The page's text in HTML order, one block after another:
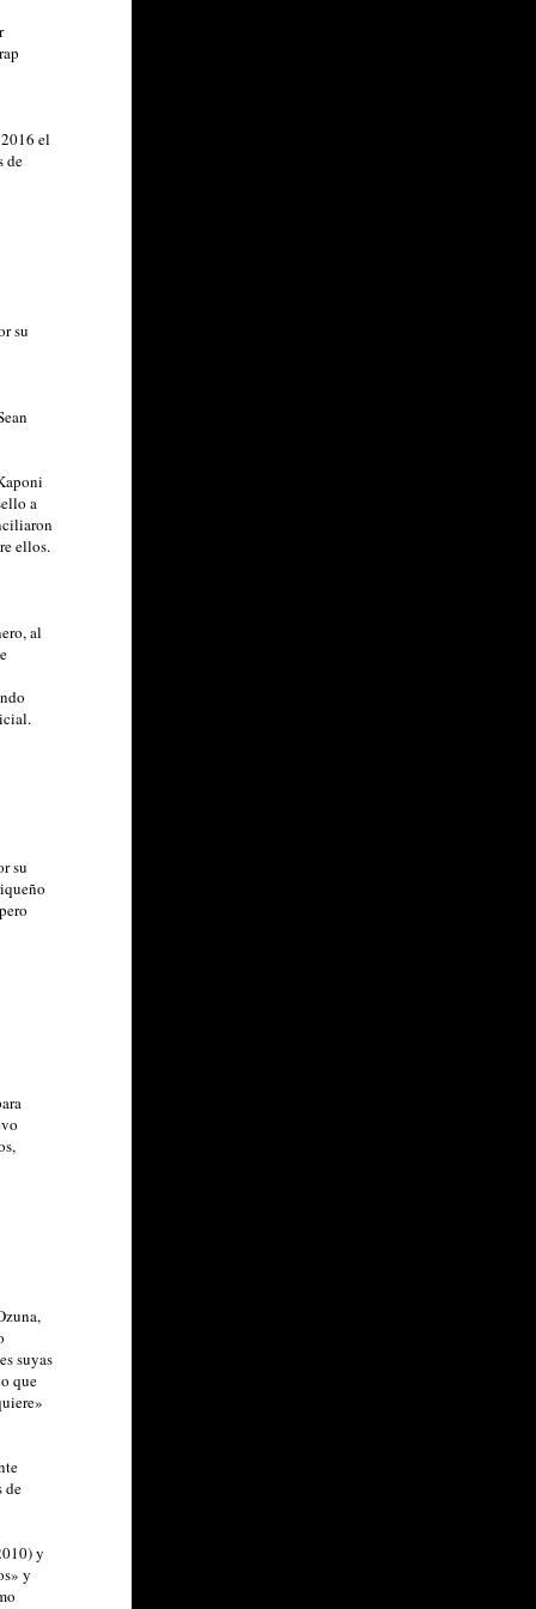
el
de
su
a
ellos.
al
su
suyas
que
de
y
y